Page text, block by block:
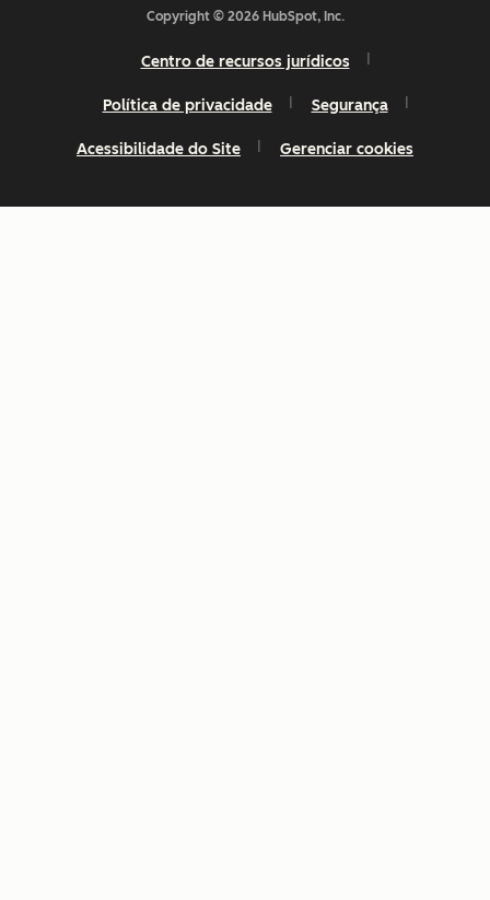
Copyright © 2026 HubSpot, Inc.
Centro de recursos jurídicos
Política de privacidade Segurança
Acessibilidade do Site Gerenciar cookies